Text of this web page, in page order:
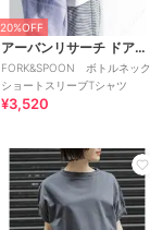
20%OFF
アーバンリサーチ ドアーズ
FORK&SPOON ボトルネック
ショートスリーブTシャツ
¥3,520